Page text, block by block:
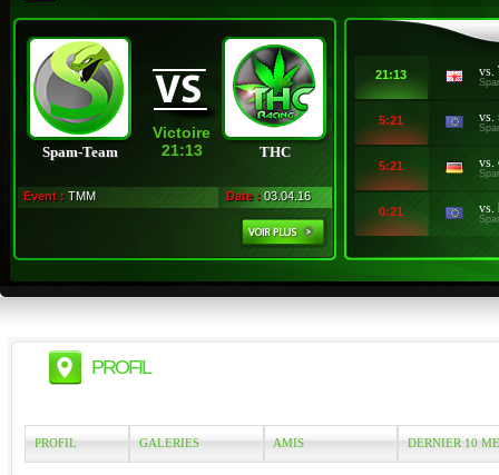
Spam-Team
Victoire
21:13
THC
Event : TMM Date : 03.04.16
21:13 vs.
5:21 vs.
5:21 vs.
0:21 vs.
PROFIL
PROFIL GALERIES AMIS DERNIER 10